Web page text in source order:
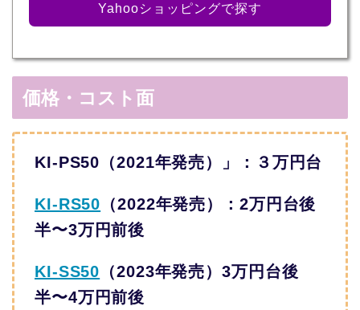
Yahooショッピングで探す
価格・コスト面
KI-PS50（2021年発売）」：３万円台
KI-RS50 （2022年発売）：2万円台後
半〜3万円前後
KI-SS50 （2023年発売）3万円台後
半〜4万円前後